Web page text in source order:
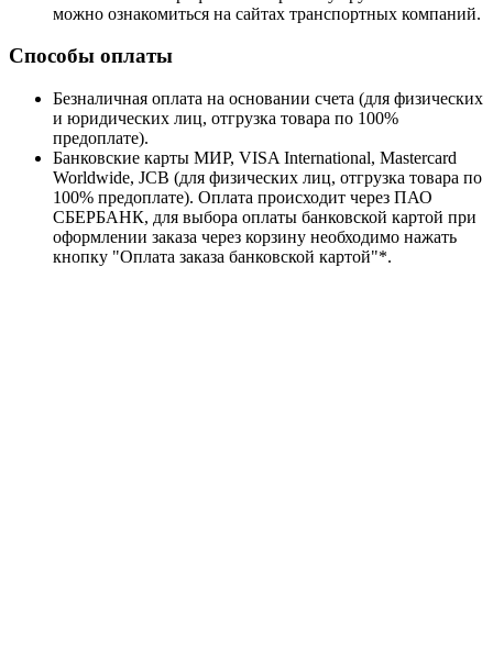
можно ознакомиться на сайтах транспортных компаний.
Способы оплаты
Безналичная оплата на основании счета (для физических
и юридических лиц, отгрузка товара по 100%
предоплате).
Банковские карты МИР, VISA International, Mastercard
Worldwide, JCB (для физических лиц, отгрузка товара по
100% предоплате). Оплата происходит через ПАО
СБЕРБАНК, для выбора оплаты банковской картой при
оформлении заказа через корзину необходимо нажать
кнопку "Оплата заказа банковской картой"*.